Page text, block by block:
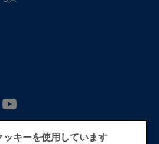
ッキーを使用しています